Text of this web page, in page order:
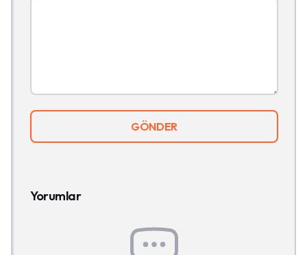
GÖNDER
Yorumlar